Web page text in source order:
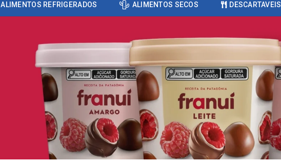
ALIMENTOS REFRIGERADOS ALIMENTOS SECOS DESCARTAVEIS